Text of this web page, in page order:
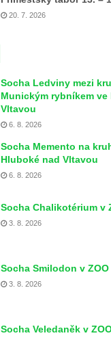
20. 7. 2026
Socha Ledviny mezi
Munickým rybníkem ve
Vltavou
6. 8. 2026
Socha Memento na
Hluboké nad Vltavou
6. 8. 2026
Socha Chalikotérium v
3. 8. 2026
Socha Smilodon v
3. 8. 2026
Socha Veledaněk v